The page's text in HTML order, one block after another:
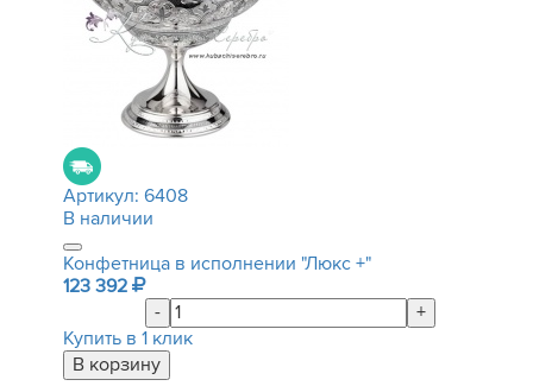
Артикул: 6408
В наличии
Конфетница в исполнении "Люкс +"
123 392
-
+
Купить в 1 клик